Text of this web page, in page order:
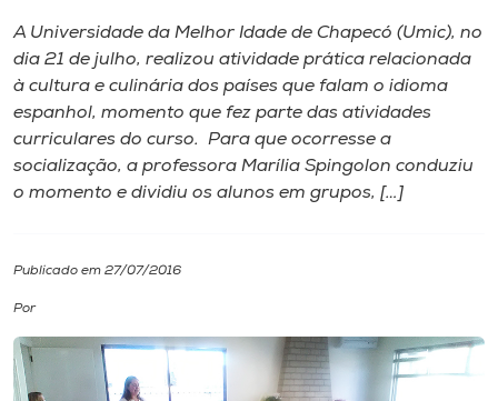
Internacionalização
I.nova
Cultura
CPA
A Universidade da Melhor Idade de Chapecó (Umic), no
dia 21 de julho, realizou atividade prática relacionada
à cultura e culinária dos países que falam o idioma
espanhol, momento que fez parte das atividades
curriculares do curso. Para que ocorresse a
socialização, a professora Marília Spingolon conduziu
o momento e dividiu os alunos em grupos, […]
Publicado em 27/07/2016
Por